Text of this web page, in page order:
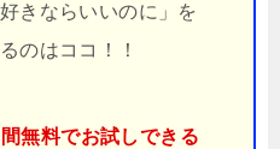
きならいいのに」を
のはココ！！
無料でお試しできる